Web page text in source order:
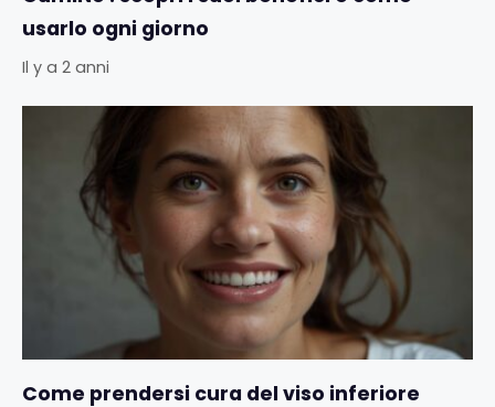
usarlo ogni giorno
Il y a 2 anni
Come prendersi cura del viso inferiore